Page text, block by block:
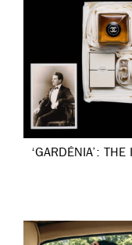
‘GARDÉNIA’: